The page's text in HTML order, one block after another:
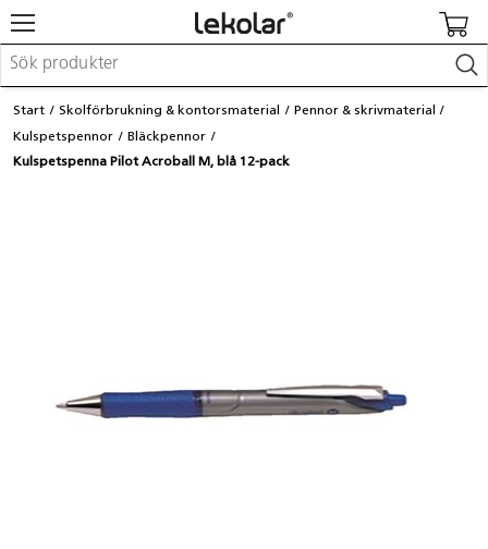
Möbler & inredning
Lekplatsutrustning & utemiljö
Skapa
Leka
Kontakta Lekolar
Start Skolförbrukning & kontorsmaterial
Pennor & skrivmaterial
Kulspetspennor
Bläckpennor
Kulspetspenna Pilot Acroball M, blå 12-pack